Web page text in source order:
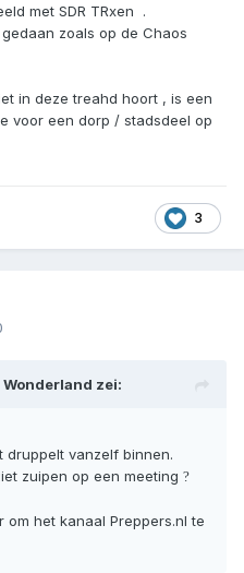
met SDR TRxen .
zoals op de Chaos
in deze treahd hoort , is een
voor een dorp / stadsdeel op
3
Wonderland zei:
druppelt vanzelf binnen.
zuipen op een meeting ?
het kanaal Preppers.nl te